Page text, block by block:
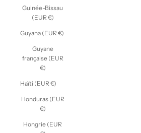
Guinée-Bissau
(EUR €)
Guyana (EUR €)
Guyane
française (EUR
€)
Haïti (EUR €)
Honduras (EUR
€)
Hongrie (EUR